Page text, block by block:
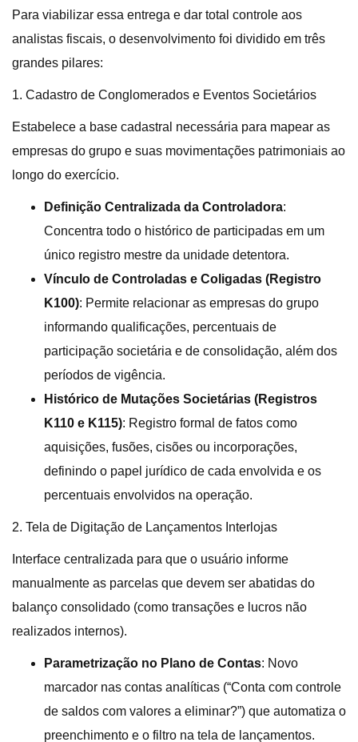
Para viabilizar essa entrega e dar total controle aos
analistas fiscais, o desenvolvimento foi dividido em três
grandes pilares:
1. Cadastro de Conglomerados e Eventos Societários
Estabelece a base cadastral necessária para mapear as
empresas do grupo e suas movimentações patrimoniais ao
longo do exercício.
Definição Centralizada da Controladora:
Concentra todo o histórico de participadas em um
único registro mestre da unidade detentora.
Vínculo de Controladas e Coligadas (Registro
K100): Permite relacionar as empresas do grupo
informando qualificações, percentuais de
participação societária e de consolidação, além dos
períodos de vigência.
Histórico de Mutações Societárias (Registros
K110 e K115): Registro formal de fatos como
aquisições, fusões, cisões ou incorporações,
definindo o papel jurídico de cada envolvida e os
percentuais envolvidos na operação.
2. Tela de Digitação de Lançamentos Interlojas
Interface centralizada para que o usuário informe
manualmente as parcelas que devem ser abatidas do
balanço consolidado (como transações e lucros não
realizados internos).
Parametrização no Plano de Contas: Novo
marcador nas contas analíticas (“Conta com controle
de saldos com valores a eliminar?”) que automatiza o
preenchimento e o filtro na tela de lançamentos.